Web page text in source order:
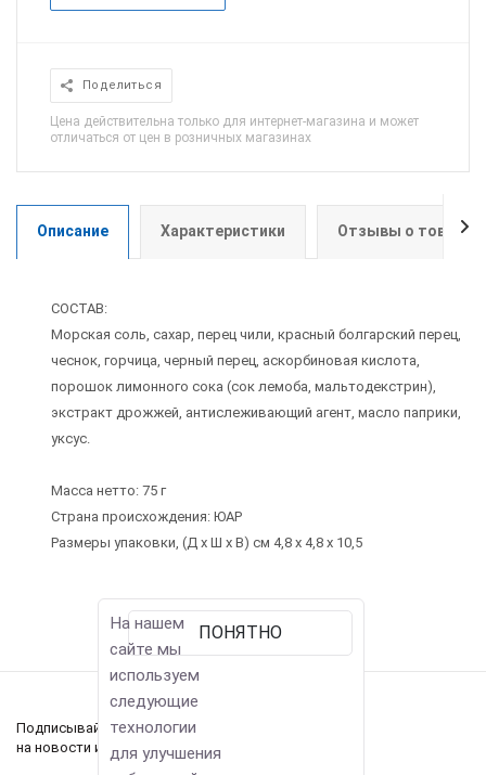
Поделиться
Цена действительна только для интернет-магазина и может
отличаться от цен в розничных магазинах
Описание Характеристики Отзывы о товаре
СОСТАВ:
Морская соль, сахар, перец чили, красный болгарский перец,
чеснок, горчица, черный перец, аскорбиновая кислота,
порошок лимонного сока (сок лемоба, мальтодекстрин),
экстракт дрожжей, антислеживающий агент, масло паприки,
уксус.
Масса нетто: 75 г
Страна происхождения: ЮАР
Размеры упаковки, (Д x Ш x В) см 4,8 х 4,8 х 10,5
Подписывайтесь
на новости и акции
ПОНЯТНО
На нашем
сайте мы
используем
следующие
технологии
для улучшения